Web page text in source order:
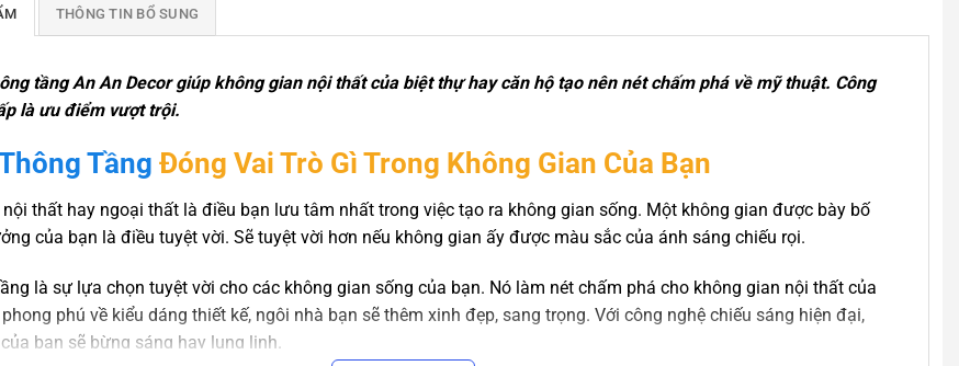
THÔNG TIN BỔ SUNG
tầng An An Decor giúp không gian nội thất của biệt thự hay căn hộ tạo nên nét chấm phá về mỹ thuật. Công
là ưu điểm vượt trội.
Tầng Đóng Vai Trò Gì Trong Không Gian Của Bạn
nội thất hay ngoại thất là điều bạn lưu tâm nhất trong việc tạo ra không gian sống. Một không gian được bày bố
của bạn là điều tuyệt vời. Sẽ tuyệt vời hơn nếu không gian ấy được màu sắc của ánh sáng chiếu rọi.
là sự lựa chọn tuyệt vời cho các không gian sống của bạn. Nó làm nét chấm phá cho không gian nội thất của
phú về kiểu dáng thiết kế, ngôi nhà bạn sẽ thêm xinh đẹp, sang trọng. Với công nghệ chiếu sáng hiện đại,
bạn sẽ bừng sáng hay lung linh.